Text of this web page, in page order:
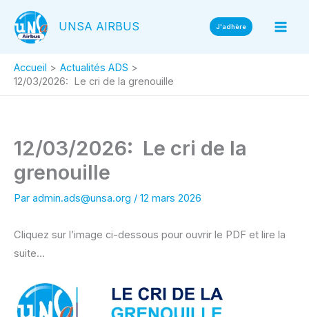
contenu
UNSA AIRBUS J'adhère
Accueil
Actualités ADS
12/03/2026: Le cri de la grenouille
12/03/2026: Le cri de la
grenouille
Par admin.ads@unsa.org / 12 mars 2026
Cliquez sur l’image ci-dessous pour ouvrir le PDF et lire la
suite…